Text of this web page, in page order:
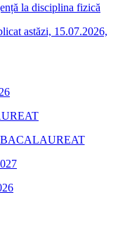
la disciplina fizică
astăzi, 15.07.2026,